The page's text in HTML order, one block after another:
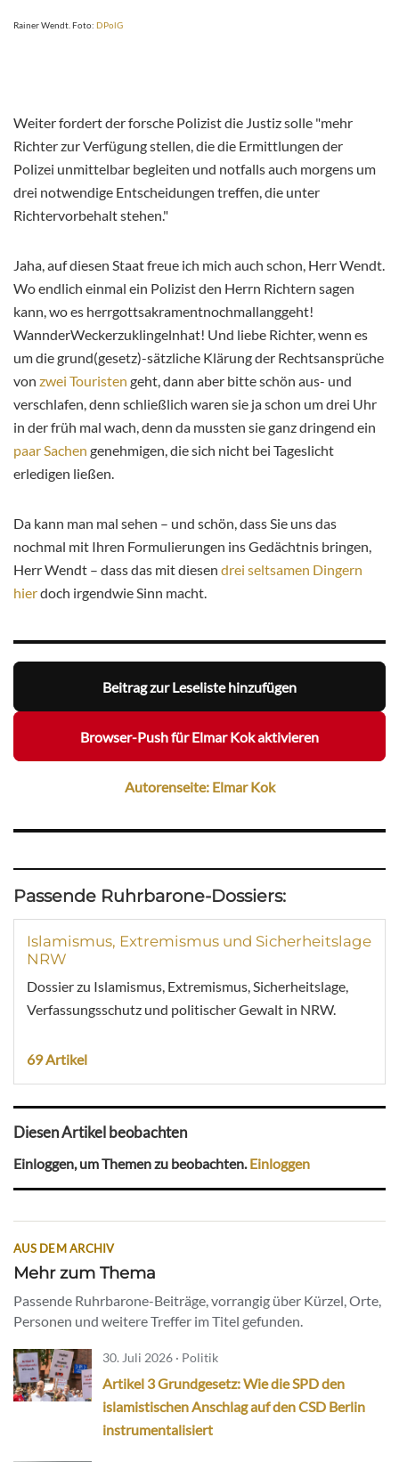
Rainer Wendt. Foto: DPolG
Weiter fordert der forsche Polizist die Justiz solle "mehr
Richter zur Verfügung stellen, die die Ermittlungen der
Polizei unmittelbar begleiten und notfalls auch morgens um
drei notwendige Entscheidungen treffen, die unter
Richtervorbehalt stehen."
Jaha, auf diesen Staat freue ich mich auch schon, Herr Wendt.
Wo endlich einmal ein Polizist den Herrn Richtern sagen
kann, wo es herrgottsakramentnochmallanggeht!
WannderWeckerzuklingelnhat! Und liebe Richter, wenn es
um die grund(gesetz)-sätzliche Klärung der Rechtsansprüche
von zwei Touristen geht, dann aber bitte schön aus- und
verschlafen, denn schließlich waren sie ja schon um drei Uhr
in der früh mal wach, denn da mussten sie ganz dringend ein
paarSachen genehmigen, die sich nicht bei Tageslicht
erledigen ließen.
Da kann man mal sehen – und schön, dass Sie uns das
nochmal mit Ihren Formulierungen ins Gedächtnis bringen,
Herr Wendt – dass das mit diesen drei seltsamen Dingern
hierdoch irgendwie Sinn macht.
Beitrag zur Leseliste hinzufügen
Browser-Push für Elmar Kok aktivieren
Autorenseite: Elmar Kok
Passende Ruhrbarone-Dossiers:
Islamismus, Extremismus und Sicherheitslage
NRW
Dossier zu Islamismus, Extremismus, Sicherheitslage,
Verfassungsschutz und politischer Gewalt in NRW.
69 Artikel
Diesen Artikel beobachten
Einloggen, um Themen zu beobachten.Einloggen
AUS DEM ARCHIV
Mehr zum Thema
Passende Ruhrbarone-Beiträge, vorrangig über Kürzel, Orte,
Personen und weitere Treffer im Titel gefunden.
30. Juli 2026 · Politik
Artikel 3 Grundgesetz: Wie die SPD den
islamistischen Anschlag auf den CSD Berlin
instrumentalisiert